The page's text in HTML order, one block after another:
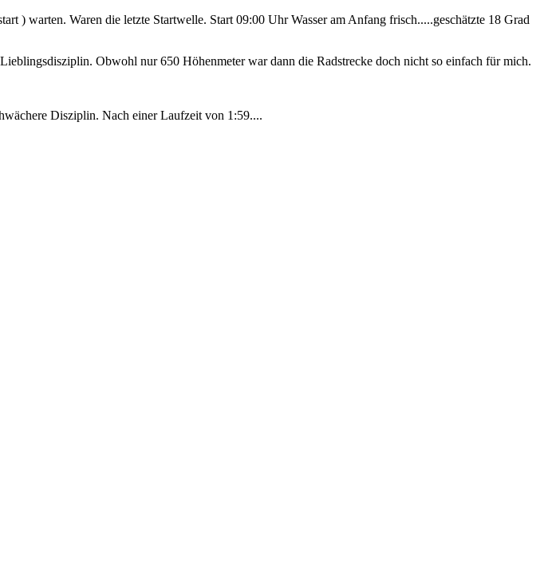
) warten. Waren die letzte Startwelle. Start 09:00 Uhr Wasser am Anfang frisch.....geschätzte 18 Grad
Obwohl nur 650 Höhenmeter war dann die Radstrecke doch nicht so einfach für mich.
Disziplin. Nach einer Laufzeit von 1:59....